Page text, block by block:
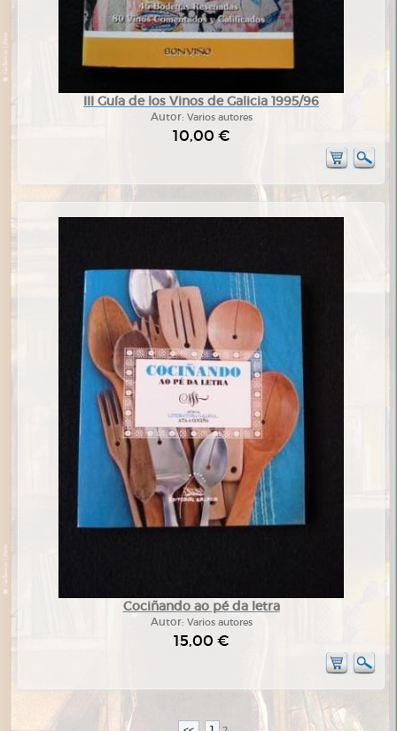
III Guía de los Vinos de Galicia 1995/96
Autor: Varios autores
10,00 €
Cociñando ao pé da letra
Autor: Varios autores
15,00 €